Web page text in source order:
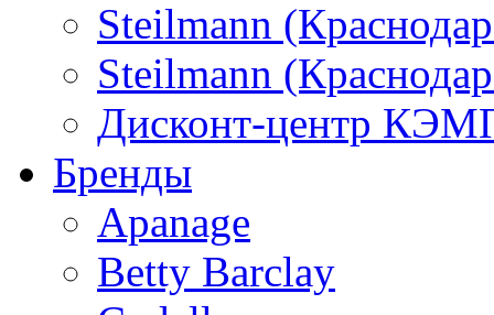
Steilmann
Steilmann
Дисконт-центр
Бренды
Apanage
Betty Barclay